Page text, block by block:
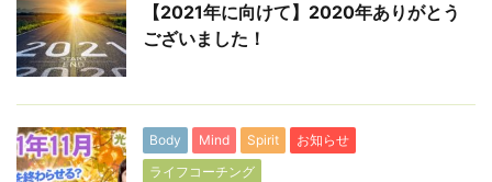
【2021年に向けて】2020年ありがとう
ございました！
Body Mind Spirit
お知らせ
ライフコーチング